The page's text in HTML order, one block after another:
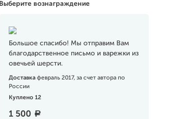
Выберите вознаграждение
Большое спасибо! Мы отправим Вам
благодарственное письмо и варежки из
овечьей шерсти.
Доставка февраль 2017, за счет автора по
России
Куплено 12
1 500 a